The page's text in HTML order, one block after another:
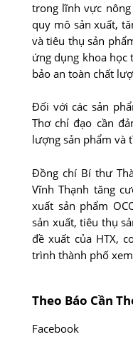
trong lĩnh vực
quy mô sản xuất,
và tiêu thụ sản
ứng dụng khoa học
bảo an toàn chất
Ðối với các sản
Thơ chỉ đạo cần
lượng sản phẩm và
Ðồng chí Bí thư
Vĩnh Thạnh tăng
xuất sản phẩm
sản xuất, tiêu thụ
đề xuất của HTX,
trình thành phố
Theo Báo Cần
Facebook